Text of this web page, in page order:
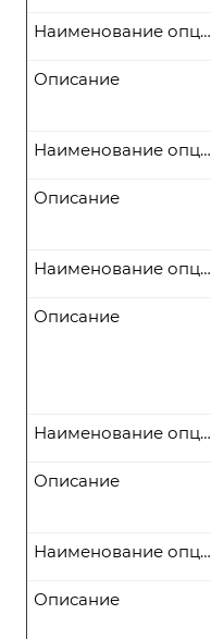
Наименование опции
Описание
Наименование опции
Описание
Наименование опции
Описание
Наименование опции
Описание
Наименование опции
Описание